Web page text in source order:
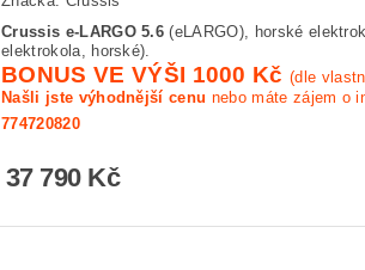
Crussis e-LARGO 5.6 (eLARGO), horské
elektrokola, horské).
BONUS VE VÝŠI 1000 Kč (dle
Našli jste výhodnější cenu nebo máte zájem o
774720820
37 790 Kč